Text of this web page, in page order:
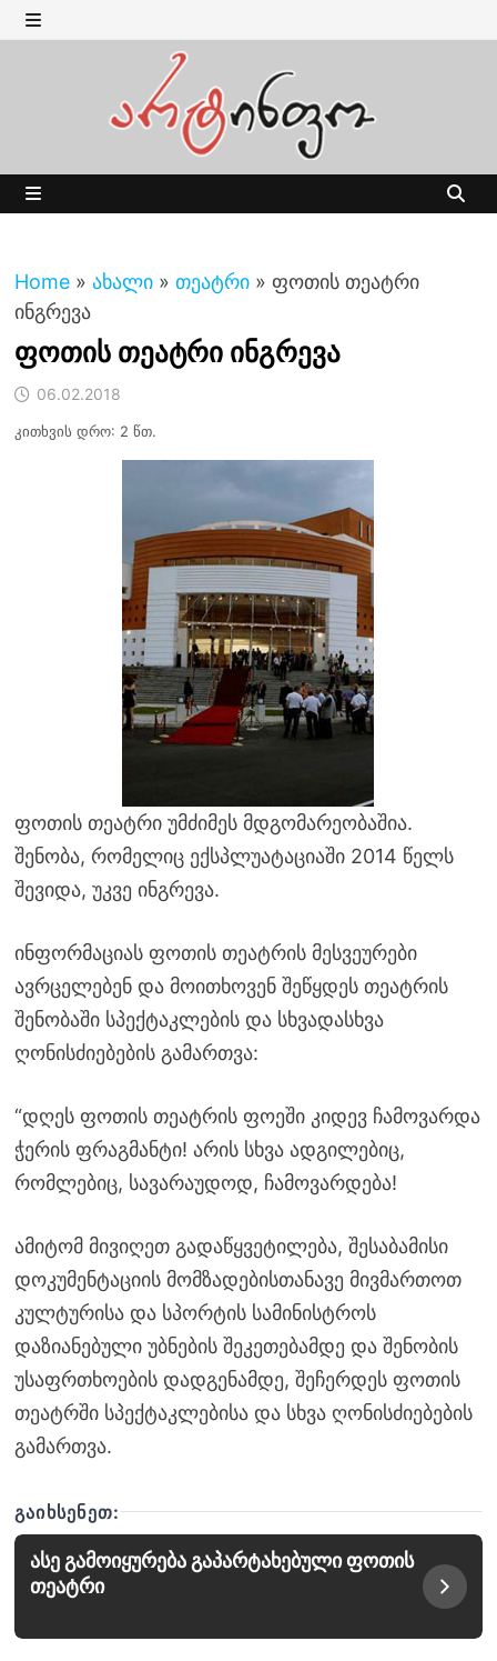
Skip
to MENU
Home » ახალი » თეატრი » ფოთის თეატრი
ინგრევა
ფოთის თეატრი ინგრევა
06.02.2018
კითხვის დრო: 2 წთ.
ფოთის თეატრი უმძიმეს მდგომარეობაშია.
შენობა, რომელიც ექსპლუატაციაში 2014 წელს
შევიდა, უკვე ინგრევა.
ინფორმაციას ფოთის თეატრის მესვეურები
ავრცელებენ და მოითხოვენ შეწყდეს თეატრის
შენობაში სპექტაკლების და სხვადასხვა
ღონისძიებების გამართვა:
“დღეს ფოთის თეატრის ფოეში კიდევ ჩამოვარდა
ჭერის ფრაგმანტი! არის სხვა ადგილებიც,
რომლებიც, სავარაუდოდ, ჩამოვარდება!
ამიტომ მივიღეთ გადაწყვეტილება, შესაბამისი
დოკუმენტაციის მომზადებისთანავე მივმართოთ
კულტურისა და სპორტის სამინისტროს
დაზიანებული უბნების შეკეთებამდე და შენობის
უსაფრთხოების დადგენამდე, შეჩერდეს ფოთის
თეატრში სპექტაკლებისა და სხვა ღონისძიებების
გამართვა.
ᲒᲐᲘᲮᲡᲔᲜᲔᲗ:
ასე გამოიყურება გაპარტახებული ფოთის
თეატრი